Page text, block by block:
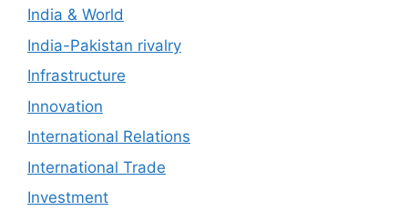
India & World
India-Pakistan rivalry
Infrastructure
Innovation
International Relations
International Trade
Investment